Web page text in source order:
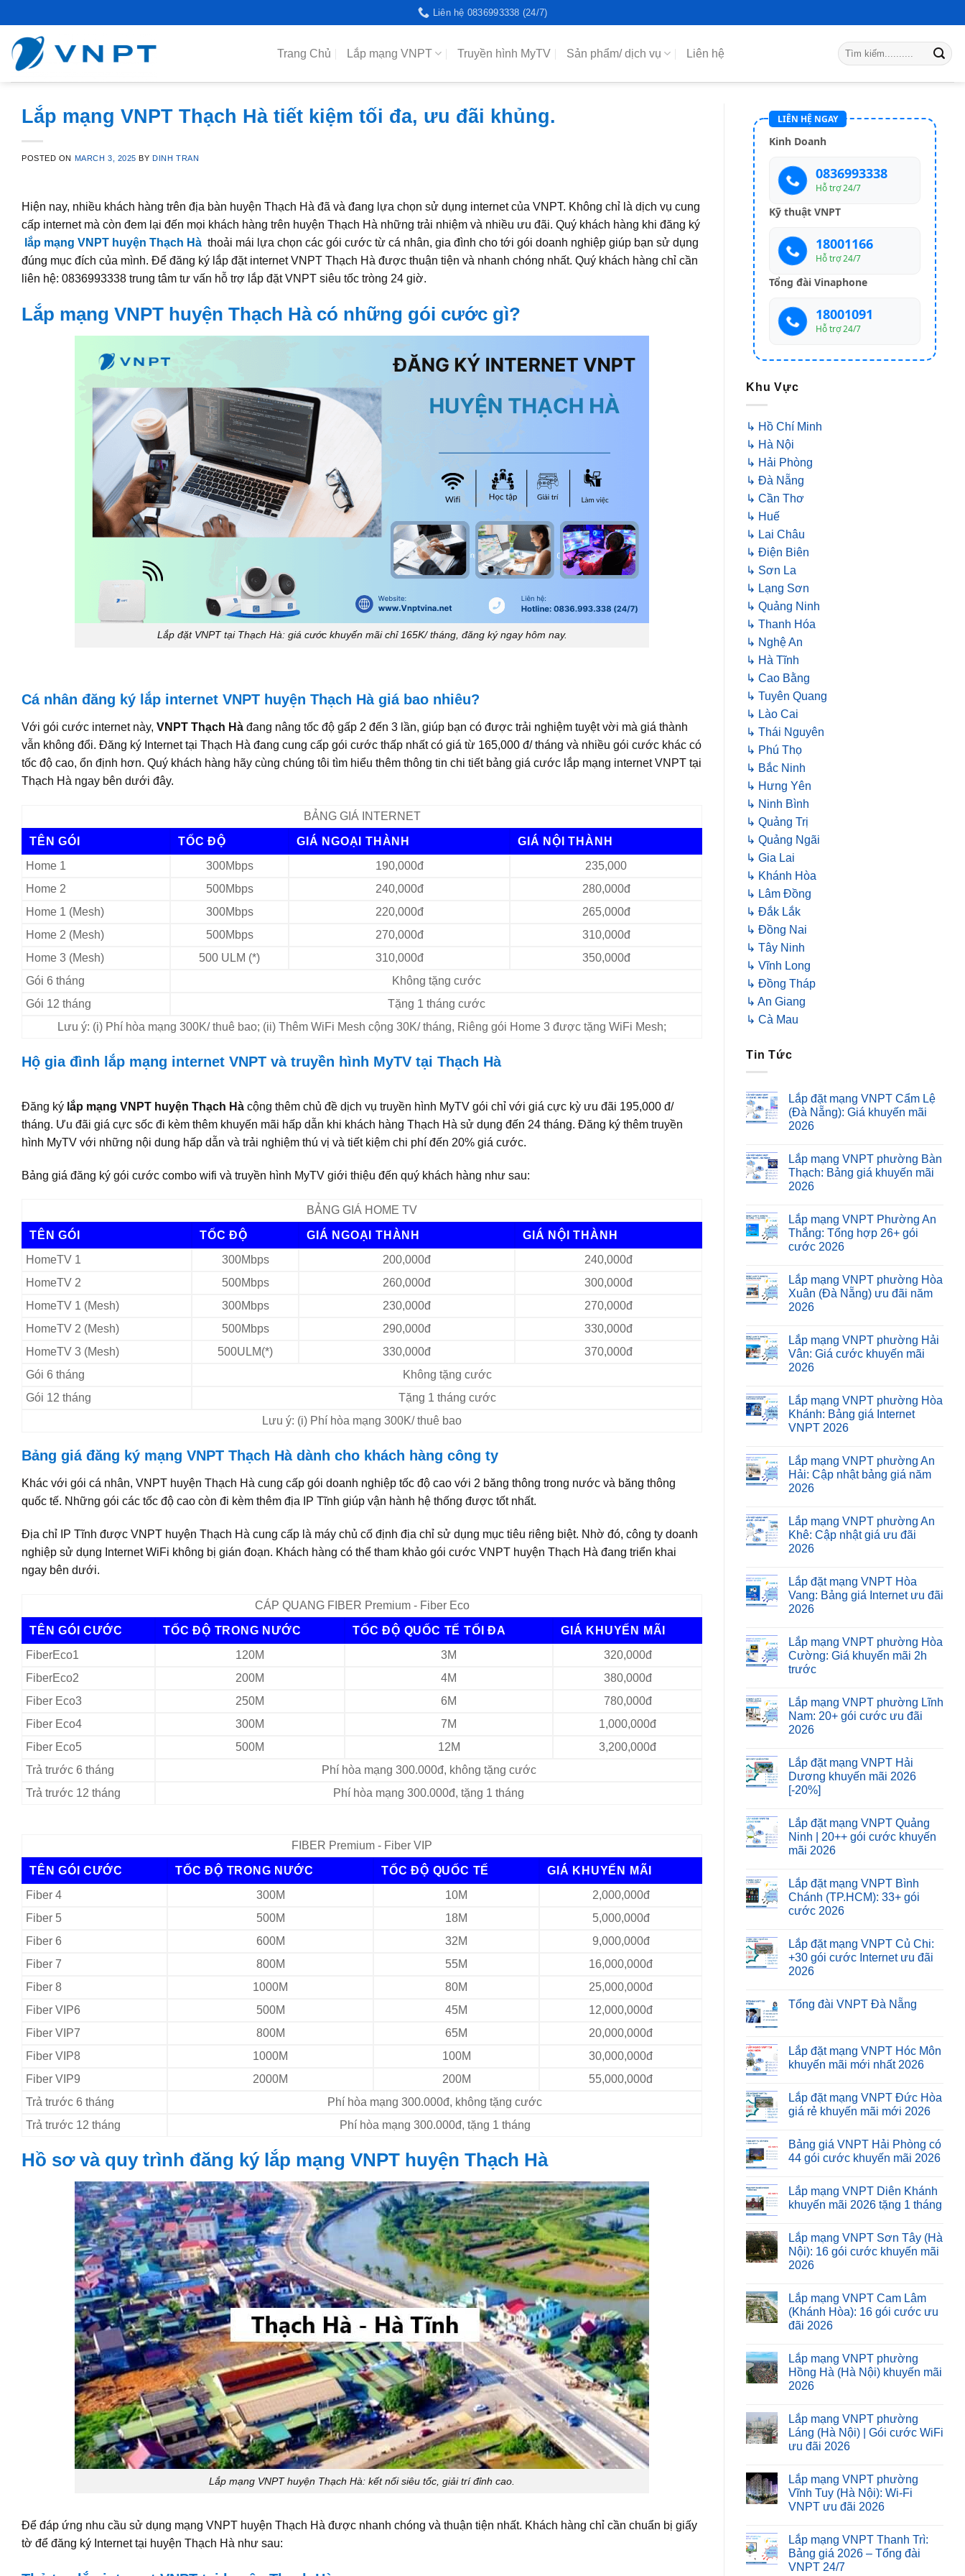
to
content
Liên hệ 0836993338 (24/7)
Trang Chủ Lắp mạng VNPT Truyền hình MyTV Sản phẩm/ dịch vụ Liên hệ
Lắp mạng VNPT Thạch Hà tiết kiệm tối đa, ưu đãi khủng.
POSTED ON MARCH 3, 2025 BYDINH TRAN
Hiện nay, nhiều khách hàng trên địa bàn huyện Thạch Hà đã và đang lựa chọn sử dụng internet của VNPT. Không chỉ là dịch vụ cung
cấp internet mà còn đem lại đến mọi khách hàng trên huyện Thạch Hà những trải nhiệm và nhiều ưu đãi. Quý khách hàng khi đăng ký
lắp mạng VNPT huyện Thạch Hà thoải mái lựa chọn các gói cước từ cá nhân, gia đình cho tới gói doanh nghiệp giúp bạn sử dụng
đúng mục đích của mình. Để đăng ký lắp đặt internet VNPT Thạch Hà được thuận tiện và nhanh chóng nhất. Quý khách hàng chỉ cần
liên hệ: 0836993338 trung tâm tư vấn hỗ trợ lắp đặt VNPT siêu tốc tròng 24 giờ.
Lắp mạng VNPT huyện Thạch Hà có những gói cước gì?
Lắp đặt VNPT tại Thạch Hà: giá cước khuyến mãi chỉ 165K/ tháng, đăng ký ngay hôm nay.
Cá nhân đăng ký lắp internet VNPT huyện Thạch Hà giá bao nhiêu?
Với gói cước internet này, VNPT Thạch Hà đang nâng tốc độ gấp 2 đến 3 lần, giúp bạn có được trải nghiệm tuyệt vời mà giá thành
vẫn không đổi. Đăng ký Internet tại Thạch Hà đang cung cấp gói cước thấp nhất có giá từ 165,000 đ/ tháng và nhiều gói cước khác có
tốc độ cao, ổn định hơn. Quý khách hàng hãy cùng chúng tôi tìm hiểu thêm thông tin chi tiết bảng giá cước lắp mạng internet VNPT tại
Thạch Hà ngay bên dưới đây.
BẢNG GIÁ INTERNET
TÊN GÓI TỐC ĐỘ GIÁ NGOẠI THÀNH
GIÁ NỘI THÀNH
Home 1
300Mbps 190,000đ
235,000
Home 2
500Mbps 240,000đ
280,000đ
Home 1 (Mesh)
300Mbps 220,000đ
265,000đ
Home 2 (Mesh)
500Mbps 270,000đ
310,000đ
Home 3 (Mesh)
500 ULM (*) 310,000đ
350,000đ
Gói 6 tháng
Không tặng cước
Gói 12 tháng
Tặng 1 tháng cước
Lưu ý: (i) Phí hòa mạng 300K/ thuê bao; (ii) Thêm WiFi Mesh cộng 30K/ tháng, Riêng gói Home 3 được tặng WiFi Mesh;
Hộ gia đình lắp mạng internet VNPT và truyền hình MyTV tại Thạch Hà
Đăng ký lắp mạng VNPT huyện Thạch Hà cộng thêm chủ đề dịch vụ truyền hình MyTV gói chỉ với giá cực kỳ ưu đãi 195,000 đ/
tháng. Ưu đãi giá cực sốc đi kèm thêm khuyến mãi hấp dẫn khi khách hàng Thạch Hà sử dụng đến 24 tháng. Đăng ký thêm truyền
hình MyTV với những nội dung hấp dẫn và trải nghiệm thú vị và tiết kiệm chi phí đến 20% giá cước.
Bảng giá đăng ký gói cước combo wifi và truyền hình MyTV giới thiệu đến quý khách hàng như sau:
BẢNG GIÁ HOME TV
TÊN GÓI TỐC ĐỘ GIÁ NGOẠI THÀNH
GIÁ NỘI THÀNH
HomeTV 1
300Mbps 200,000đ
240,000đ
HomeTV 2
500Mbps 260,000đ
300,000đ
HomeTV 1 (Mesh)
300Mbps 230,000đ
270,000đ
HomeTV 2 (Mesh)
500Mbps 290,000đ
330,000đ
HomeTV 3 (Mesh)
500ULM(*) 330,000đ
370,000đ
Gói 6 tháng
Không tặng cước
Gói 12 tháng
Tặng 1 tháng cước
Lưu ý: (i) Phí hòa mạng 300K/ thuê bao
Bảng giá đăng ký mạng VNPT Thạch Hà dành cho khách hàng công ty
Khác với gói cá nhân, VNPT huyện Thạch Hà cung cấp gói doanh nghiệp tốc độ cao với 2 băng thông trong nước và băng thông
quốc tế. Những gói các tốc độ cao còn đi kèm thêm địa IP Tĩnh giúp vận hành hệ thống được tốt nhất.
Địa chỉ IP Tĩnh được VNPT huyện Thạch Hà cung cấp là máy chủ cố định địa chỉ sử dụng mục tiêu riêng biệt. Nhờ đó, công ty doanh
nghiệp sử dụng Internet WiFi không bị gián đoạn. Khách hàng có thể tham khảo gói cước VNPT huyện Thạch Hà đang triển khai
ngay bên dưới.
CÁP QUANG FIBER Premium - Fiber Eco
TÊN GÓI CƯỚC TỐC ĐỘ TRONG NƯỚC TỐC ĐỘ QUỐC TẾ TỐI ĐA
GIÁ KHUYẾN MÃI
FiberEco1
120M 3M
320,000đ
FiberEco2
200M 4M
380,000đ
Fiber Eco3
250M 6M
780,000đ
Fiber Eco4
300M 7M
1,000,000đ
Fiber Eco5
500M 12M
3,200,000đ
Trả trước 6 tháng
Phí hòa mạng 300.000đ, không tặng cước
Trả trước 12 tháng
Phí hòa mạng 300.000đ, tặng 1 tháng
FIBER Premium - Fiber VIP
TÊN GÓI CƯỚC TỐC ĐỘ TRONG NƯỚC TỐC ĐỘ QUỐC TẾ
GIÁ KHUYẾN MÃI
Fiber 4
300M 10M
2,000,000đ
Fiber 5
500M 18M
5,000,000đ
Fiber 6
600M 32M
9,000,000đ
Fiber 7
800M 55M
16,000,000đ
Fiber 8
1000M 80M
25,000,000đ
Fiber VIP6
500M 45M
12,000,000đ
Fiber VIP7
800M 65M
20,000,000đ
Fiber VIP8
1000M 100M
30,000,000đ
Fiber VIP9
2000M 200M
55,000,000đ
Trả trước 6 tháng
Phí hòa mạng 300.000đ, không tặng cước
Trả trước 12 tháng
Phí hòa mạng 300.000đ, tặng 1 tháng
Hồ sơ và quy trình đăng ký lắp mạng VNPT huyện Thạch Hà
Lắp mạng VNPT huyện Thạch Hà: kết nối siêu tốc, giải trí đỉnh cao.
Để đáp ứng nhu cầu sử dụng mạng VNPT huyện Thạch Hà được nhanh chóng và thuận tiện nhất. Khách hàng chỉ cần chuẩn bị giấy
tờ để đăng ký Internet tại huyện Thạch Hà như sau:
LIÊN HỆ NGAY
Kinh Doanh
0836993338
Hỗ trợ 24/7
Kỹ thuật VNPT
18001166
Hỗ trợ 24/7
Tổng đài Vinaphone
18001091
Hỗ trợ 24/7
Khu Vực
↳ Hồ Chí Minh
↳ Hà Nội
↳ Hải Phòng
↳ Đà Nẵng
↳ Cần Thơ
↳ Huế
↳ Lai Châu
↳ Điện Biên
↳ Sơn La
↳ Lạng Sơn
↳ Quảng Ninh
↳ Thanh Hóa
↳ Nghệ An
↳ Hà Tĩnh
↳ Cao Bằng
↳ Tuyên Quang
↳ Lào Cai
↳ Thái Nguyên
↳ Phú Thọ
↳ Bắc Ninh
↳ Hưng Yên
↳ Ninh Bình
↳ Quảng Trị
↳ Quảng Ngãi
↳ Gia Lai
↳ Khánh Hòa
↳ Lâm Đồng
↳ Đắk Lắk
↳ Đồng Nai
↳ Tây Ninh
↳ Vĩnh Long
↳ Đồng Tháp
↳ An Giang
↳ Cà Mau
Tin Tức
Lắp đặt mạng VNPT Cẩm Lệ
(Đà Nẵng): Giá khuyến mãi
2026
Lắp mạng VNPT phường Bàn
Thạch: Bảng giá khuyến mãi
2026
Lắp mạng VNPT Phường An
Thắng: Tổng hợp 26+ gói
cước 2026
Lắp mạng VNPT phường Hòa
Xuân (Đà Nẵng) ưu đãi năm
2026
Lắp mạng VNPT phường Hải
Vân: Giá cước khuyến mãi
2026
Lắp mạng VNPT phường Hòa
Khánh: Bảng giá Internet
VNPT 2026
Lắp mạng VNPT phường An
Hải: Cập nhật bảng giá năm
2026
Lắp mạng VNPT phường An
Khê: Cập nhật giá ưu đãi
2026
Lắp đặt mạng VNPT Hòa
Vang: Bảng giá Internet ưu đãi
2026
Lắp mạng VNPT phường Hòa
Cường: Giá khuyến mãi 2h
trước
Lắp mạng VNPT phường Lĩnh
Nam: 20+ gói cước ưu đãi
2026
Lắp đặt mạng VNPT Hải
Dương khuyến mãi 2026
[-20%]
Lắp đặt mạng VNPT Quảng
Ninh | 20++ gói cước khuyến
mãi 2026
Lắp đặt mạng VNPT Bình
Chánh (TP.HCM): 33+ gói
cước 2026
Lắp đặt mạng VNPT Củ Chi:
+30 gói cước Internet ưu đãi
2026
Tổng đài VNPT Đà Nẵng
Lắp đặt mạng VNPT Hóc Môn
khuyến mãi mới nhất 2026
Lắp đặt mạng VNPT Đức Hòa
giá rẻ khuyến mãi mới 2026
Bảng giá VNPT Hải Phòng có
44 gói cước khuyến mãi 2026
Lắp mạng VNPT Diên Khánh
khuyến mãi 2026 tặng 1 tháng
Lắp mạng VNPT Sơn Tây (Hà
Nội): 16 gói cước khuyến mãi
2026
Lắp mạng VNPT Cam Lâm
(Khánh Hòa): 16 gói cước ưu
đãi 2026
Lắp mạng VNPT phường
Hồng Hà (Hà Nội) khuyến mãi
2026
Lắp mạng VNPT phường
Láng (Hà Nội) | Gói cước WiFi
ưu đãi 2026
Lắp mạng VNPT phường
Vĩnh Tuy (Hà Nội): Wi-Fi
VNPT ưu đãi 2026
Lắp mạng VNPT Thanh Trì:
Bảng giá 2026 – Tổng đài
VNPT 24/7